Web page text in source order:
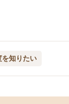
を知りたい